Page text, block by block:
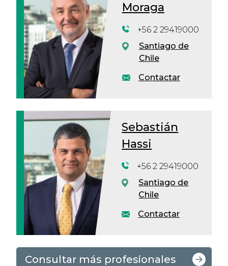
Moraga
Contactar
+56 2 29419000
Santiago de
Chile
Sebastián
Hassi
Contactar
+56 2 29419000
Santiago de
Chile
Consultar más profesionales